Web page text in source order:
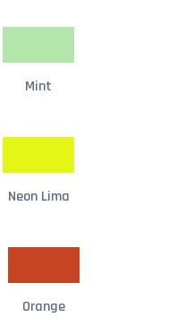
Mint
Neon Lima
Orange